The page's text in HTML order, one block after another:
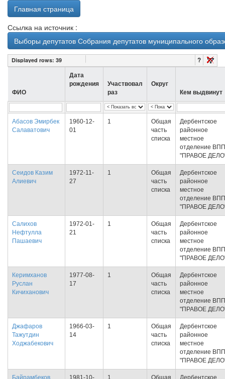
Главная страница
Ссылка на источник :
Выборы депутатов Собрания депутатов муниципального
Displayed rows: 39 ?
ФИО
Дата
рождения
Участвовал
раз
Округ
Кем выдвинут
Абасов Эмирбек
Салаватович
1960-12-
01
1
Общая
часть
списка
Дербентское
районное
местное
отделение ВПП
"ПРАВОЕ
Сеидов Казим
Алиевич
1972-11-
27
1
Общая
часть
списка
Дербентское
районное
местное
отделение ВПП
"ПРАВОЕ
Салихов
Нефтулла
Пашаевич
1972-01-
21
1
Общая
часть
списка
Дербентское
районное
местное
отделение ВПП
"ПРАВОЕ
Керимханов
Руслан
Кичиханович
1977-08-
17
1
Общая
часть
списка
Дербентское
районное
местное
отделение ВПП
"ПРАВОЕ
Джафаров
Тажутдин
Ходжабекович
1966-03-
14
1
Общая
часть
списка
Дербентское
районное
местное
отделение ВПП
"ПРАВОЕ
Байрамбеков
1981-10-
1
Общая
Дербентское